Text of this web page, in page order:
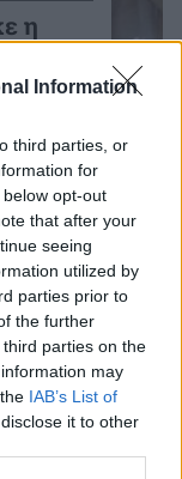
Information
third parties, or
for
opt-out
that after your
seeing
utilized by
parties prior to
the further
parties on the
may
IAB’s List of
it to other
η
της